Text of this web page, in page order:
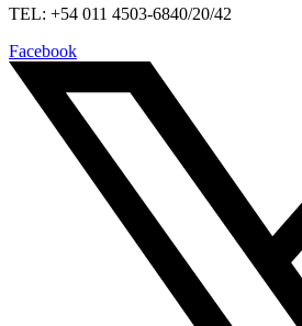
TEL: +54 011 4503-6840/20/42
Facebook